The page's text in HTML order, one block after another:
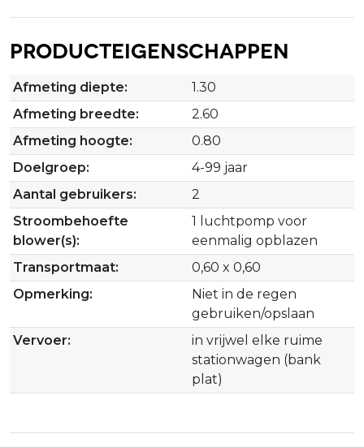
Producteigenschappen
Afmeting diepte:
1.30
Afmeting breedte:
2.60
Afmeting hoogte:
0.80
Doelgroep:
4-99 jaar
Aantal gebruikers:
2
Stroombehoefte
blower(s):
1 luchtpomp voor
eenmalig opblazen
Transportmaat:
0,60 x 0,60
Opmerking:
Niet in de regen
gebruiken/opslaan
Vervoer:
in vrijwel elke ruime
stationwagen (bank
plat)